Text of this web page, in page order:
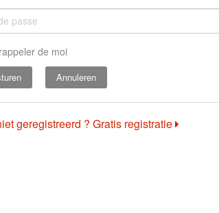
de moi
Annuleren
geregistreerd ? Gratis registratie